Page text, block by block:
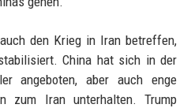
den Krieg in Iran betreffen,
China hat sich in der
angeboten, aber auch enge
zum Iran unterhalten. Trump